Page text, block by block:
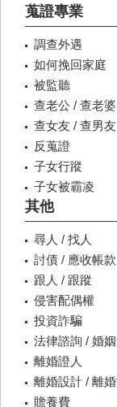
蒐證專業
調查外遇
如何挽回家庭
被監聽
查老公 / 查老婆
查女友 / 查男友
反蒐證
子女行蹤
子女被霸凌
其他
尋人 / 找人
討債 / 應收帳款
跟人 / 跟蹤
侵害配偶權
投資詐騙
法律諮詢 / 婚
離婚證人
離婚設計 / 離
贍養費